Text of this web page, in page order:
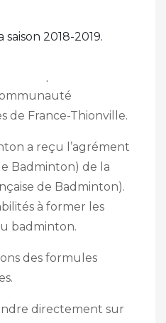
2018-2019.
Club (BHBC) est le
de France-Thionville.
a reçu l’agrément
Badminton) de la
de Badminton).
à former les
badminton.
des formules
directement sur